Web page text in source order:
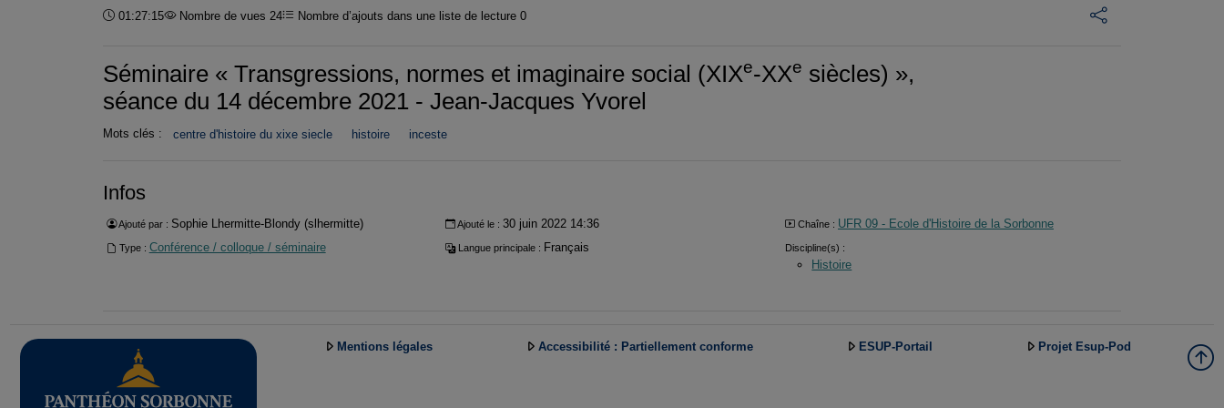
Durée :
01:27:15 Nombre de vues 24 Nombre d’ajouts dans une liste de lecture 0
Séminaire « Transgressions, normes et imaginaire social (XIXe-XXe siècles) »,
séance du 14 décembre 2021 - Jean-Jacques Yvorel
Mots clés : centre d'histoire du xixe siecle histoire inceste
Infos
Ajouté par : Sophie Lhermitte-Blondy (slhermitte) Ajouté le :30 juin 2022 14:36 Chaîne : UFR 09 - Ecole d'Histoire de la Sorbonne
Type : Conférence / colloque / séminaire Langue principale : Français Discipline(s) :
Histoire
Mentions légales Accessibilité : Partiellement conforme ESUP-Portail Projet Esup-Pod